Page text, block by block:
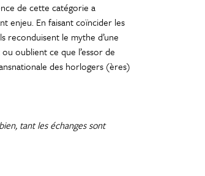
de cette catégorie a
enjeu. En faisant coïncider les
le mythe d’une
oublient ce que l’essor de
des horlogers (ères)
tant les échanges sont